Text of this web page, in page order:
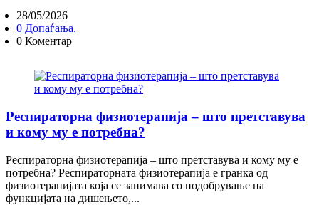
28/05/2026
0 Допаѓања.
0 Коментар
Респираторна физиотерапија – што претставува
и кому му е потребна?
Респираторна физиотерапија – што претставува и кому му е
потребна? Респираторната физиотерапија е гранка од
физиотерапијата која се занимава со подобрување на
функцијата на дишењето,...